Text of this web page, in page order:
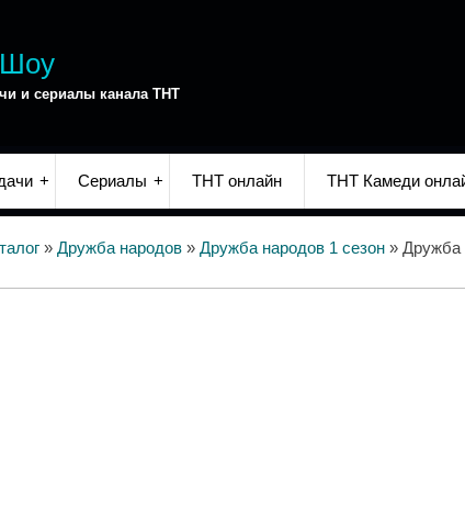
и сериалы канала ТНТ
Сериалы ТНТ онлайн ТНТ Камеди
» Дружба народов » Дружба народов 1 сезон » Дружба